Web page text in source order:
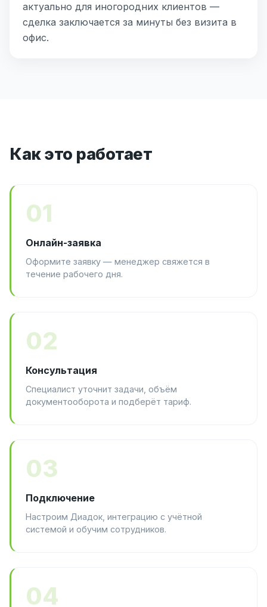
актуально для иногородних клиентов —
сделка заключается за минуты без визита в
офис.
Как это работает
01
Онлайн-заявка
Оформите заявку — менеджер свяжется в
течение рабочего дня.
02
Консультация
Специалист уточнит задачи, объём
документооборота и подберёт тариф.
03
Подключение
Настроим Диадок, интеграцию с учётной
системой и обучим сотрудников.
04